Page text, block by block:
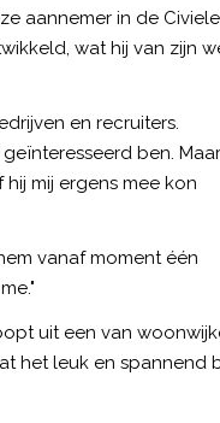
aannemer in de Civiele
wat hij van zijn
en recruiters.
ben. Maar
mij ergens mee kon
vanaf moment één
uit een van
het leuk en spannend